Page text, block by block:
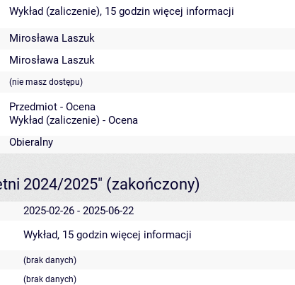
Wykład (zaliczenie), 15 godzin więcej informacji
Mirosława Laszuk
Mirosława Laszuk
(nie masz dostępu)
Przedmiot - Ocena
Wykład (zaliczenie) - Ocena
Obieralny
2024/2025" (zakończony)
2025-02-26 - 2025-06-22
Wykład, 15 godzin więcej informacji
(brak danych)
(brak danych)